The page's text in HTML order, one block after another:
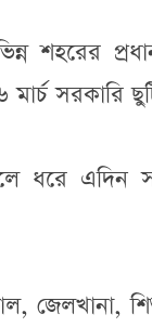
শহরের
সরকারি
ধরে এদিন
জেলখানা,